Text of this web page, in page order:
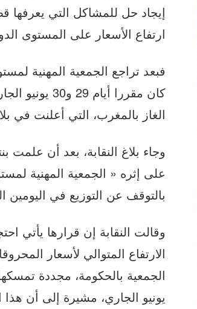
إيجاد حل للمشاكل التي يعرفها
ارتفاع الأسعار على المستوى
فبعد تراجع الجمعية المهنية
كان مقررا
الغاز بالمغرب، التي أعلنت في
وجاء بلاغ النقابة، بعد أن علمت
على إثره « الجمعية المهنية
بالتوقف عن التوزيع في اليومين
وقالت النقابة إن قرارها يأتي
الارتفاع المتوالي لأسعار
يونيو الجاري، مشيرة إلى أن هذا